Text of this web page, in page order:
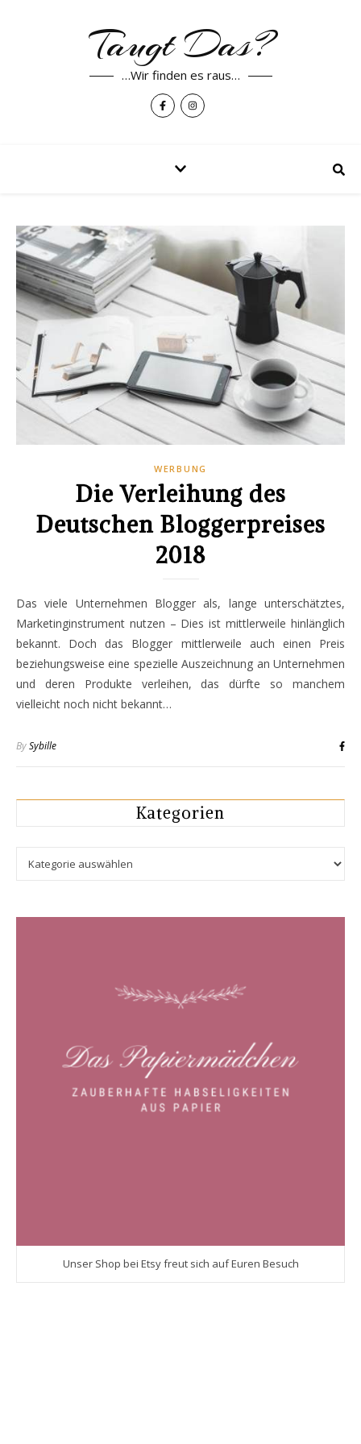
Taugt Das?
…Wir finden es raus…
WERBUNG
Die Verleihung des
Deutschen Bloggerpreises
2018
Das viele Unternehmen Blogger als, lange unterschätztes,
Marketinginstrument nutzen – Dies ist mittlerweile hinlänglich
bekannt. Doch das Blogger mittlerweile auch einen Preis
beziehungsweise eine spezielle Auszeichnung an Unternehmen
und deren Produkte verleihen, das dürfte so manchem
vielleicht noch nicht bekannt…
BySybille
Kategorien
Unser Shop bei Etsy freut sich auf Euren Besuch